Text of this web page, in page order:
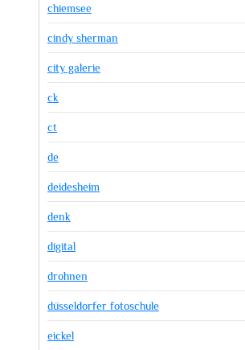
chiemsee
cindy sherman
city galerie
ck
ct
de
deidesheim
denk
digital
drohnen
düsseldorfer fotoschule
eickel